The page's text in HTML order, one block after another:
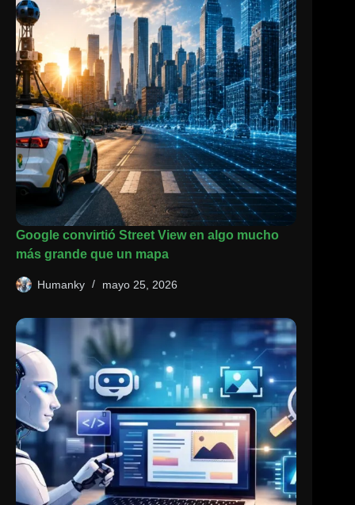
Google convirtió Street View en algo mucho
más grande que un mapa
Humanky mayo 25, 2026